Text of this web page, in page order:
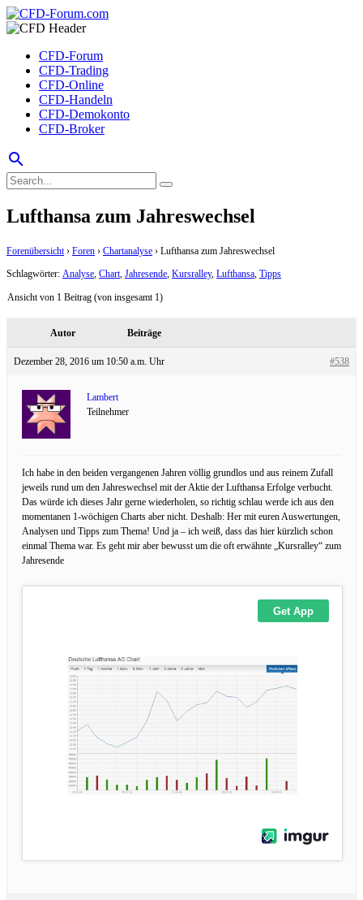
CFD-Forum
CFD-Trading
CFD-Online
CFD-Handeln
CFD-Demokonto
CFD-Broker
search
Lufthansa zum Jahreswechsel
Forenübersicht › Foren › Chartanalyse › Lufthansa zum Jahreswechsel
Schlagwörter: Analyse, Chart, Jahresende, Kursralley, Lufthansa, Tipps
Ansicht von 1 Beitrag (von insgesamt 1)
Autor Beiträge
Dezember 28, 2016 um 10:50 a.m. Uhr #538
Lambert
Teilnehmer
Ich habe in den beiden vergangenen Jahren völlig grundlos und aus reinem Zufall
jeweils rund um den Jahreswechsel mit der Aktie der Lufthansa Erfolge verbucht.
Das würde ich dieses Jahr gerne wiederholen, so richtig schlau werde ich aus den
momentanen 1-wöchigen Charts aber nicht. Deshalb: Her mit euren Auswertungen,
Analysen und Tipps zum Thema! Und ja – ich weiß, dass das hier kürzlich schon
einmal Thema war. Es geht mir aber bewusst um die oft erwähnte „Kursralley“ zum
Jahresende